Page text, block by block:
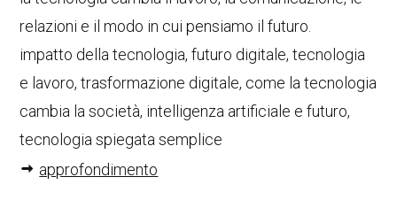
relazioni e il modo in cui pensiamo il futuro.
impatto della tecnologia, futuro digitale, tecnologia
e lavoro, trasformazione digitale, come la tecnologia
cambia la società, intelligenza artificiale e futuro,
tecnologia spiegata semplice
approfondimento